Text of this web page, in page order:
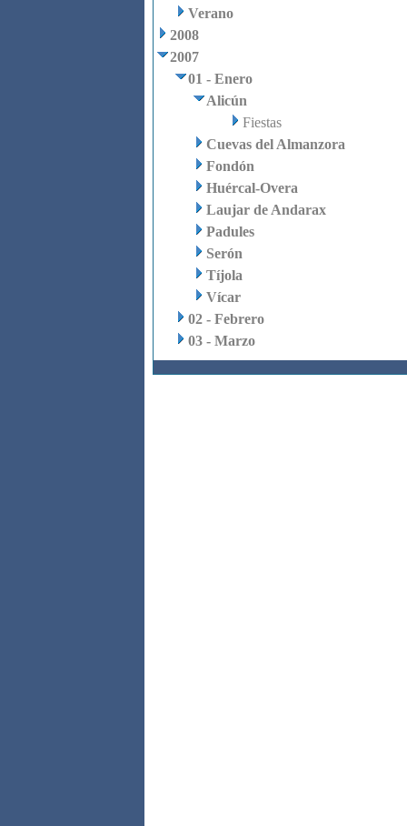
Verano
2008
2007
01 - Enero
Alicún
Fiestas
Cuevas del Almanzora
Fondón
Huércal-Overa
Laujar de Andarax
Padules
Serón
Tíjola
Vícar
02 - Febrero
03 - Marzo